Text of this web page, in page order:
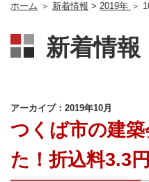
ホーム ＞ 新着情報 > 2019年 ＞
新着情報
アーカイブ：2019年10月
つくば市の建
た！折込料3.3